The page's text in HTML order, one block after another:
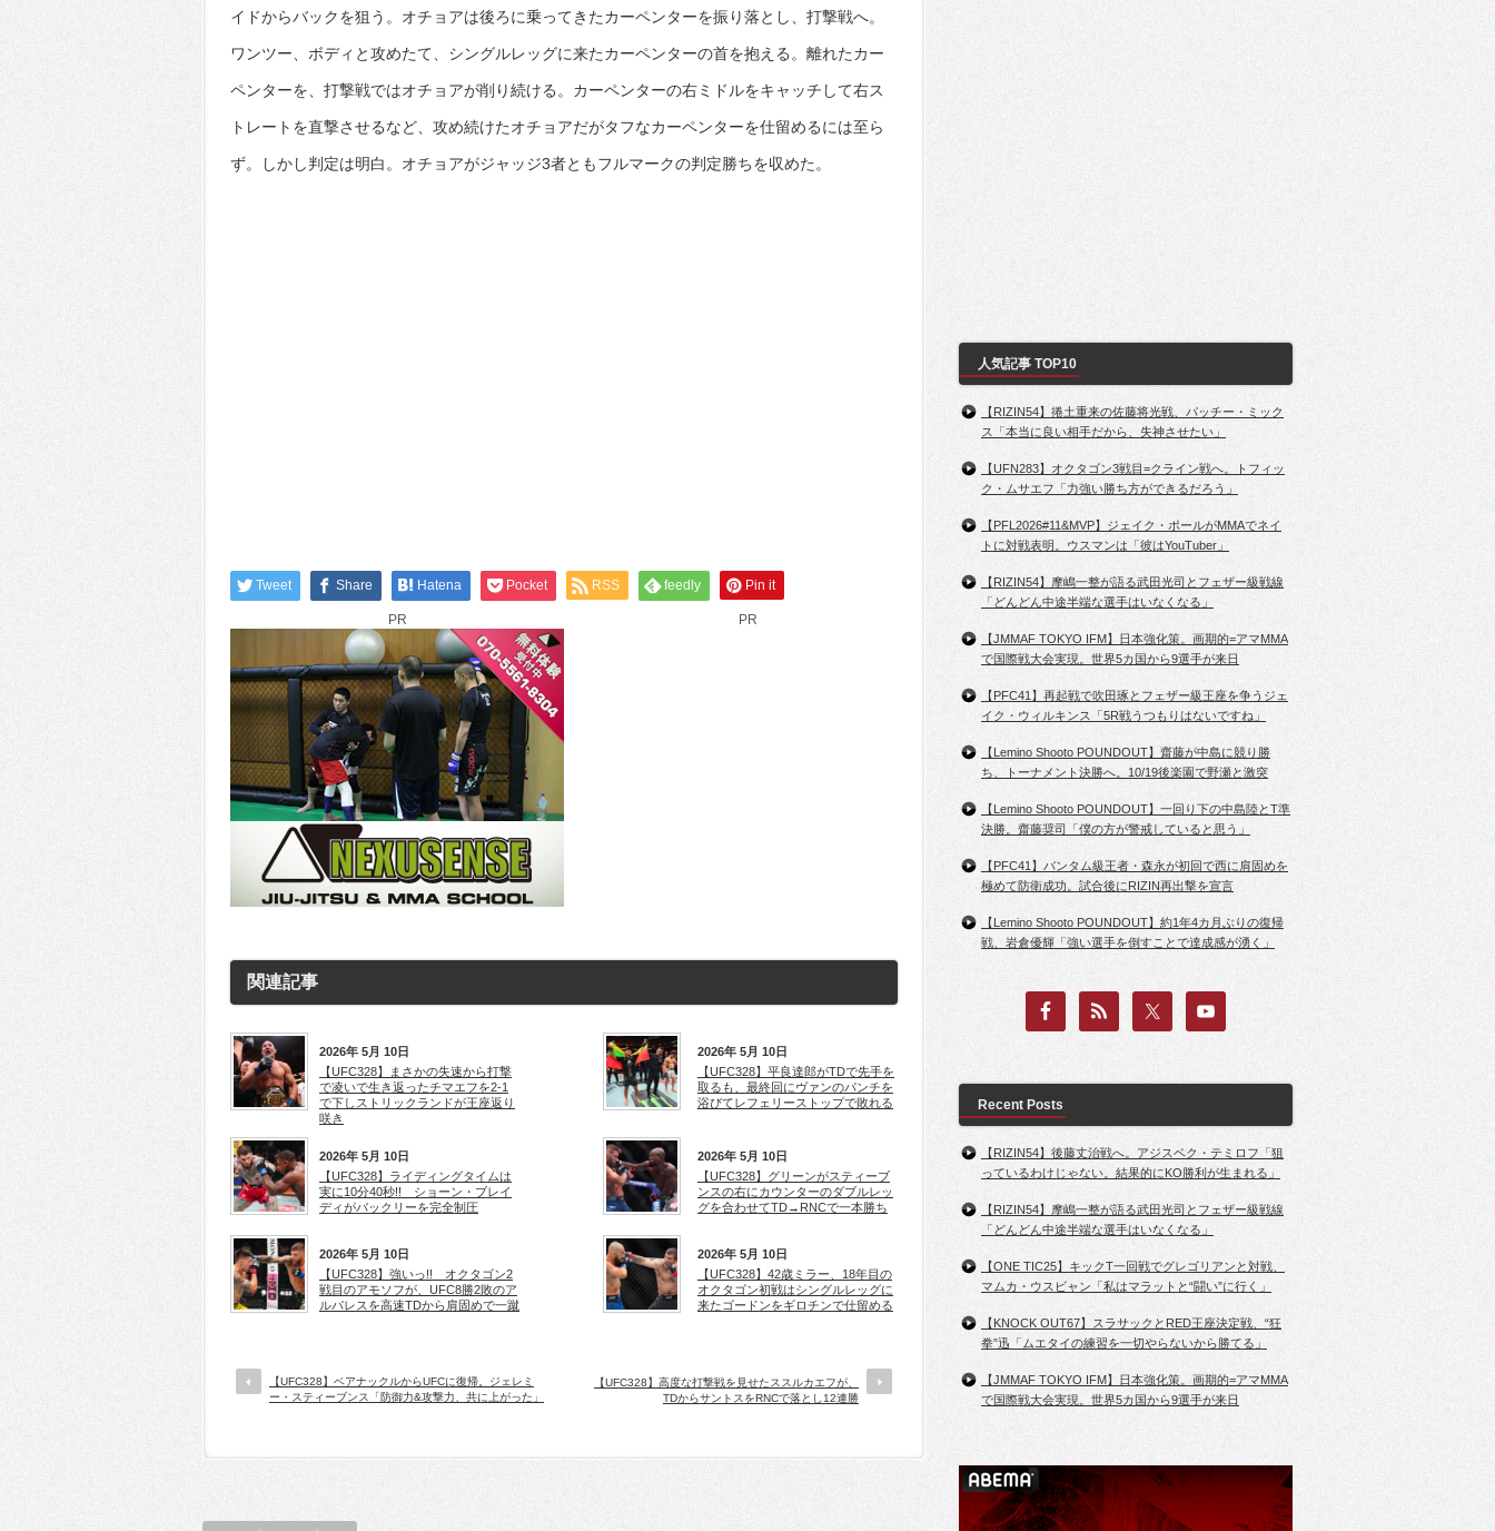
イドからバックを狙う。オチョアは後ろに乗ってきたカーペンターを振り落とし、打撃戦へ。
ワンツー、ボディと攻めたて、シングルレッグに来たカーペンターの首を抱える。離れたカー
ペンターを、打撃戦ではオチョアが削り続ける。カーペンターの右ミドルをキャッチして右ス
トレートを直撃させるなど、攻め続けたオチョアだがタフなカーペンターを仕留めるには至ら
ず。しかし判定は明白。オチョアがジャッジ3者ともフルマークの判定勝ちを収めた。
Tweet Share Hatena Pocket RSS feedly Pin it
PR PR
関連記事
2026年 5月 10日
【UFC328】まさかの失速から打撃
で凌いで生き返ったチマエフを2-1
で下しストリックランドが王座返り
咲き
2026年 5月 10日
【UFC328】平良達郎がTDで先手を
取るも、最終回にヴァンのパンチを
浴びてレフェリーストップで敗れる
2026年 5月 10日
【UFC328】ライディングタイムは
実に10分40秒!! ショーン・ブレイ
ディがバックリーを完全制圧
2026年 5月 10日
【UFC328】グリーンがスティーブ
ンスの右にカウンターのダブルレッ
グを合わせてTD→RNCで一本勝ち
2026年 5月 10日
【UFC328】強いっ!! オクタゴン2
戦目のアモソフが、UFC8勝2敗のア
ルバレスを高速TDから肩固めで一蹴
2026年 5月 10日
【UFC328】42歳ミラー、18年目の
オクタゴン初戦はシングルレッグに
来たゴードンをギロチンで仕留める
【UFC328】ベアナックルからUFCに復帰。ジェレミ
ー・スティーブンス「防御力&攻撃力、共に上がった」
【UFC328】高度な打撃戦を見せたススルカエフが、
TDからサントスをRNCで落とし12連勝
人気記事 TOP10
【RIZIN54】捲土重来の佐藤将光戦、パッチー・ミック
ス「本当に良い相手だから、失神させたい」
【UFN283】オクタゴン3戦目=クライン戦へ。トフィッ
ク・ムサエフ「力強い勝ち方ができるだろう」
【PFL2026#11&MVP】ジェイク・ポールがMMAでネイ
トに対戦表明。ウスマンは「彼はYouTuber」
【RIZIN54】摩嶋一整が語る武田光司とフェザー級戦線
「どんどん中途半端な選手はいなくなる」
【JMMAF TOKYO IFM】日本強化策。画期的=アマMMA
で国際戦大会実現。世界5カ国から9選手が来日
【PFC41】再起戦で吹田琢とフェザー級王座を争うジェ
イク・ウィルキンス「5R戦うつもりはないですね」
【Lemino Shooto POUNDOUT】齋藤が中島に競り勝
ち、トーナメント決勝へ。10/19後楽園で野瀬と激突
【Lemino Shooto POUNDOUT】一回り下の中島陸とT準
決勝。齋藤奨司「僕の方が警戒していると思う」
【PFC41】バンタム級王者・森永が初回で西に肩固めを
極めて防衛成功。試合後にRIZIN再出撃を宣言
【Lemino Shooto POUNDOUT】約1年4カ月ぶりの復帰
戦、岩倉優輝「強い選手を倒すことで達成感が湧く」
Recent Posts
【RIZIN54】後藤丈治戦へ。アジスベク・テミロフ「狙
っているわけじゃない。結果的にKO勝利が生まれる」
【RIZIN54】摩嶋一整が語る武田光司とフェザー級戦線
「どんどん中途半端な選手はいなくなる」
【ONE TIC25】キックT一回戦でグレゴリアンと対戦、
マムカ・ウスビャン「私はマラットと“闘い”に行く」
【KNOCK OUT67】スラサックとRED王座決定戦、“狂
拳”迅「ムエタイの練習を一切やらないから勝てる」
【JMMAF TOKYO IFM】日本強化策。画期的=アマMMA
で国際戦大会実現。世界5カ国から9選手が来日